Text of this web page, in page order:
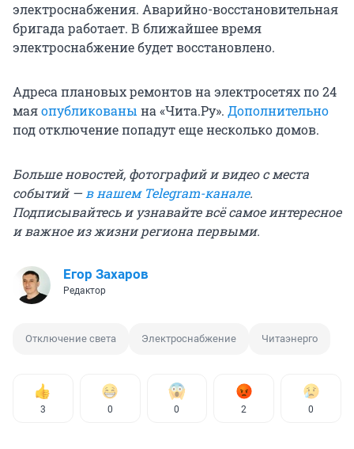
электроснабжения. Аварийно-восстановительная
бригада работает. В ближайшее время
электроснабжение будет восстановлено.
Адреса плановых ремонтов на электросетях по 24
маяопубликованы на «Чита.Ру». Дополнительно
под отключение попадут еще несколько домов.
Больше новостей, фотографий и видео с места
событий —в нашем Telegram-канале.
Подписывайтесь и узнавайте всё самое интересное
и важное из жизни региона первыми.
Егор Захаров
Редактор
Отключение света Электроснабжение Читаэнерго
3 0 0 2 0